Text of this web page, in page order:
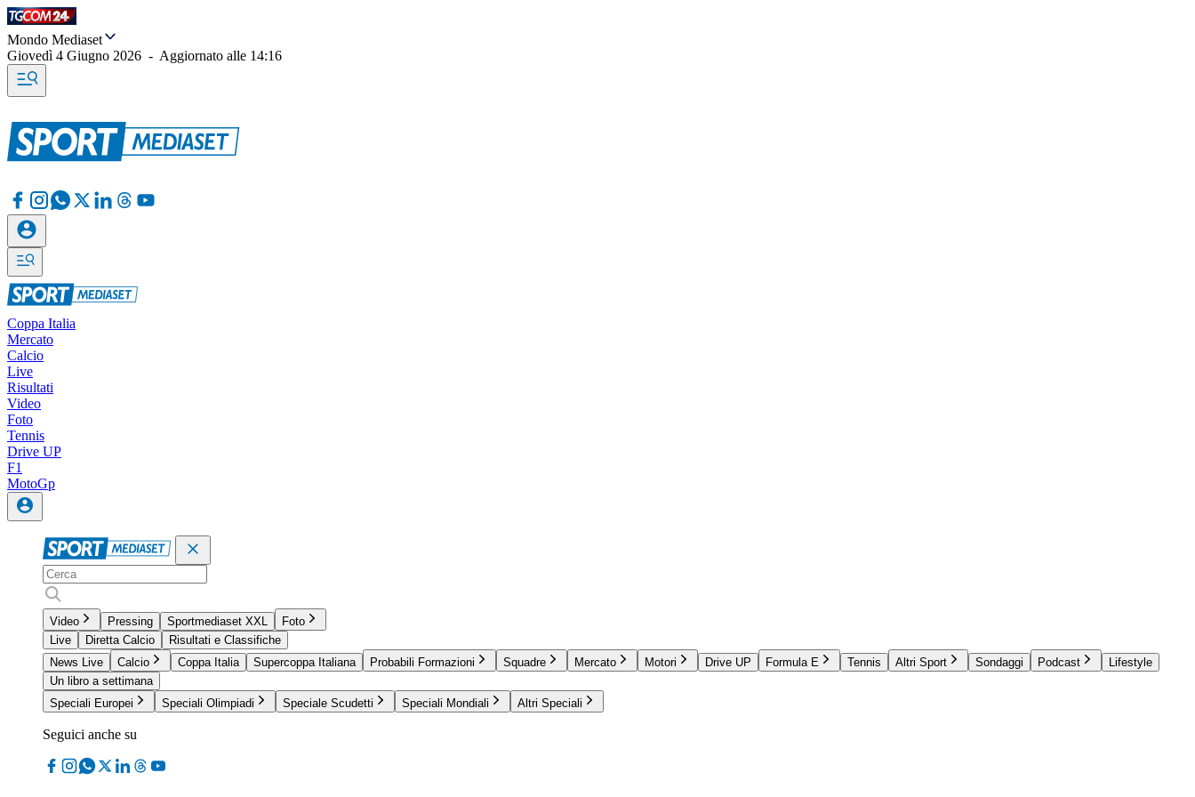
Mondo Mediaset
Giovedì 4 Giugno 2026 - Aggiornato alle 14:16
Coppa Italia
Mercato
Calcio
Live
Risultati
Video
Foto
Tennis
Drive UP
F1
MotoGp
Video Pressing Sportmediaset XXL
Foto
Live
Diretta Calcio
Risultati e Classifiche
News Live
Calcio Coppa Italia Supercoppa Italiana Probabili Formazioni Squadre Mercato Motori Drive UP Formula E Tennis Altri Sport Sondaggi Podcast
Lifestyle
Un libro a settimana
Speciali Europei
Speciali Olimpiadi Speciale Scudetti Speciali Mondiali Altri Speciali
Seguici anche su